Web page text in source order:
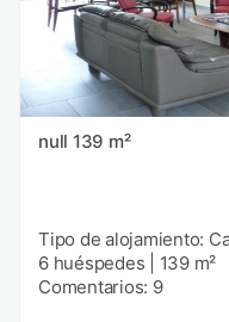
null 139 m²
Tipo de alojamiento:
6 huéspedes
139 m²
Comentarios: 9